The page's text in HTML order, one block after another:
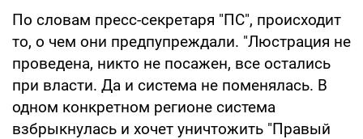
По словам пресс-секретаря "ПС", происходит
то, о чем они предпупреждали. "Люстрация не
проведена, никто не посажен, все остались
при власти. Да и система не поменялась. В
одном конкретном регионе система
взбрыкнулась и хочет уничтожить "Правый